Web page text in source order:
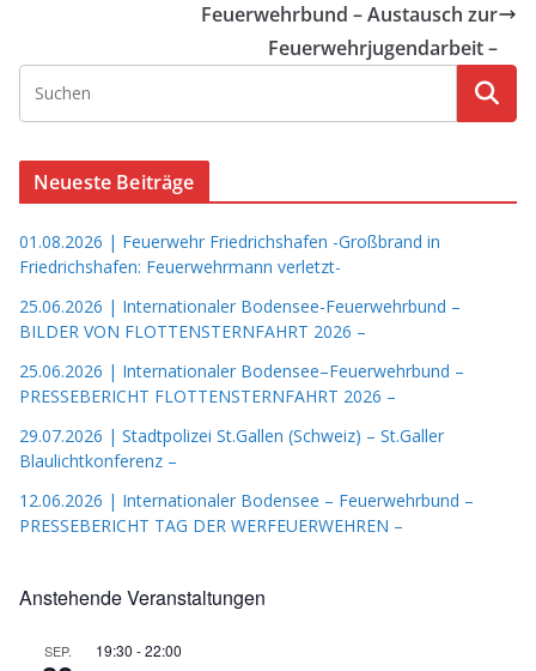
Feuerwehrbund – Austausch zur
Feuerwehrjugendarbeit –
Neueste Beiträge
01.08.2026 | Feuerwehr Friedrichshafen -Großbrand in
Friedrichshafen: Feuerwehrmann verletzt-
25.06.2026 | Internationaler Bodensee-Feuerwehrbund –
BILDER VON FLOTTENSTERNFAHRT 2026 –
25.06.2026 | Internationaler Bodensee–Feuerwehrbund –
PRESSEBERICHT FLOTTENSTERNFAHRT 2026 –
29.07.2026 | Stadtpolizei St.Gallen (Schweiz) – St.Galler
Blaulichtkonferenz –
12.06.2026 | Internationaler Bodensee – Feuerwehrbund –
PRESSEBERICHT TAG DER WERFEUERWEHREN –
Anstehende Veranstaltungen
SEP. 19:30 -22:00